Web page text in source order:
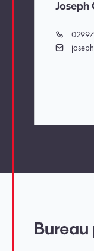
Joseph
Téléphone
Email
Bureau